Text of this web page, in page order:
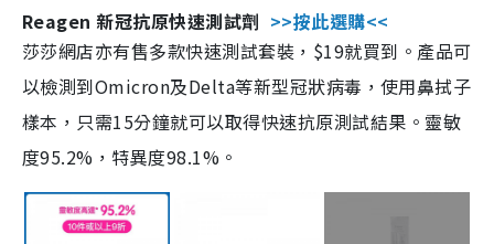
Reagen 新冠抗原快速測試劑 >>按此選購<<
莎莎網店亦有售多款快速測試套裝，$19就買到。產品可
以檢測到Omicron及Delta等新型冠狀病毒，使用鼻拭子
樣本，只需15分鐘就可以取得快速抗原測試結果。靈敏
度95.2%，特異度98.1%。